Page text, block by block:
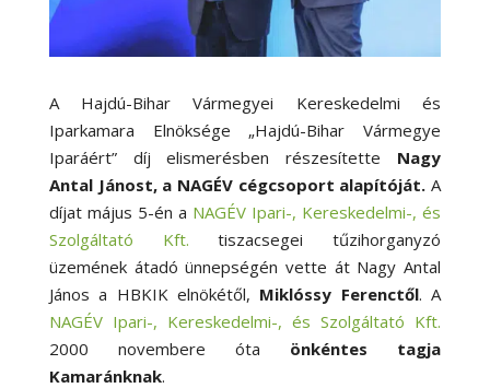
A Hajdú-Bihar Vármegyei Kereskedelmi és
Iparkamara Elnöksége „Hajdú-Bihar Vármegye
Iparáért” díj elismerésben részesítette Nagy
Antal Jánost, a NAGÉV cégcsoport alapítóját. A
díjat május 5-én a NAGÉV Ipari-, Kereskedelmi-, és
Szolgáltató Kft. tiszacsegei tűzihorganyzó
üzemének átadó ünnepségén vette át Nagy Antal
János a HBKIK elnökétől, Miklóssy Ferenctől. A
NAGÉV Ipari-, Kereskedelmi-, és Szolgáltató Kft.
2000 novembere óta önkéntes tagja
Kamaránknak.